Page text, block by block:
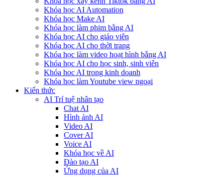
Khóa học AI Automation
Khóa học Make AI
Khóa học làm phim bằng AI
Khóa học AI cho giáo viên
Khóa học AI cho thời trang
Khóa học làm video hoạt hình bằng AI
Khóa học AI cho học sinh, sinh viên
Khóa hoc AI trong kinh doanh
Khóa học làm Youtube view ngoại
Kiến thức
AI Trí tuệ nhân tạo
Chat AI
Hình ảnh AI
Video AI
Cover AI
Voice AI
Khóa học về AI
Đào tạo AI
Ứng dụng của AI